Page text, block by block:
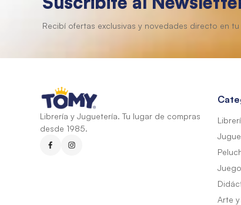
Librería y Juguetería. Tu lugar de compras
desde 1985.
Arte